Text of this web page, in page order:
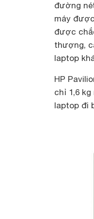
đường
máy
được
thượng,
laptop
HP
chỉ 1,6
laptop đi